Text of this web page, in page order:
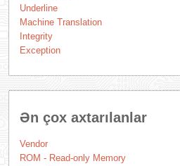
Underline
Machine Translation
Integrity
Exception
Ən çox axtarılanlar
Vendor
ROM - Read-only Memory